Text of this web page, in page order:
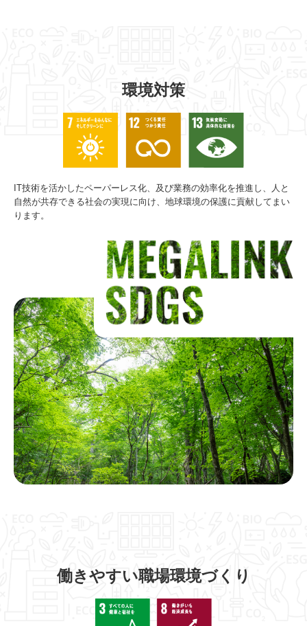
環境対策
IT技術を活かしたペーパーレス化、及び業務の効率化を推進し、人と
自然が共存できる社会の実現に向け、地球環境の保護に貢献してまい
ります。
働きやすい職場環境づくり